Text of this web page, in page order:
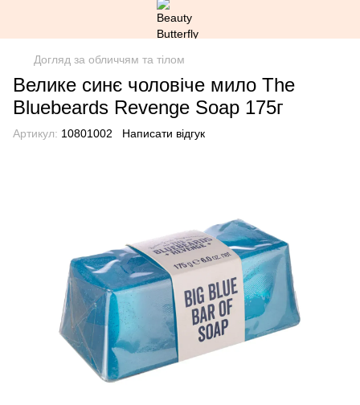
Догляд за обличчям та тілом
Велике синє чоловіче мило The
Bluebeards Revenge Soap 175г
Артикул: 10801002 Написати відгук